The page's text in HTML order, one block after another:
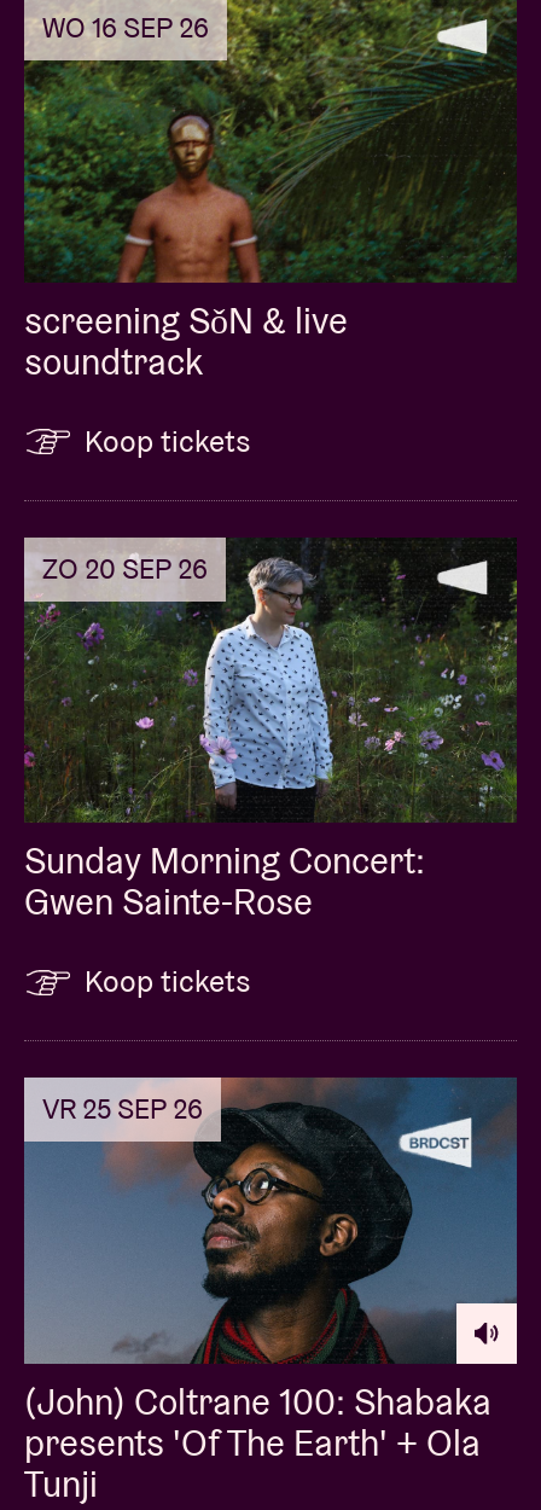
WO 16 SEP 26
screening SǒN & live
soundtrack
Koop tickets
ZO 20 SEP 26
Sunday Morning Concert:
Gwen Sainte-Rose
Koop tickets
VR 25 SEP 26
(John) Coltrane 100: Shabaka
presents 'Of The Earth' + Ola
Tunji